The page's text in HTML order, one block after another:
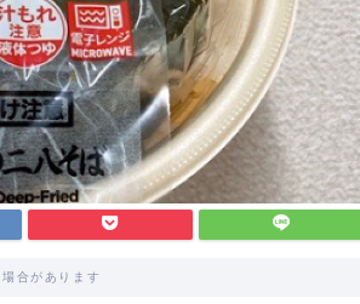
合があります